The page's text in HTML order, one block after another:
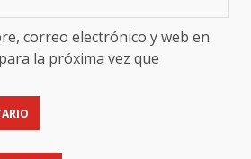
correo electrónico y web en
la próxima vez que